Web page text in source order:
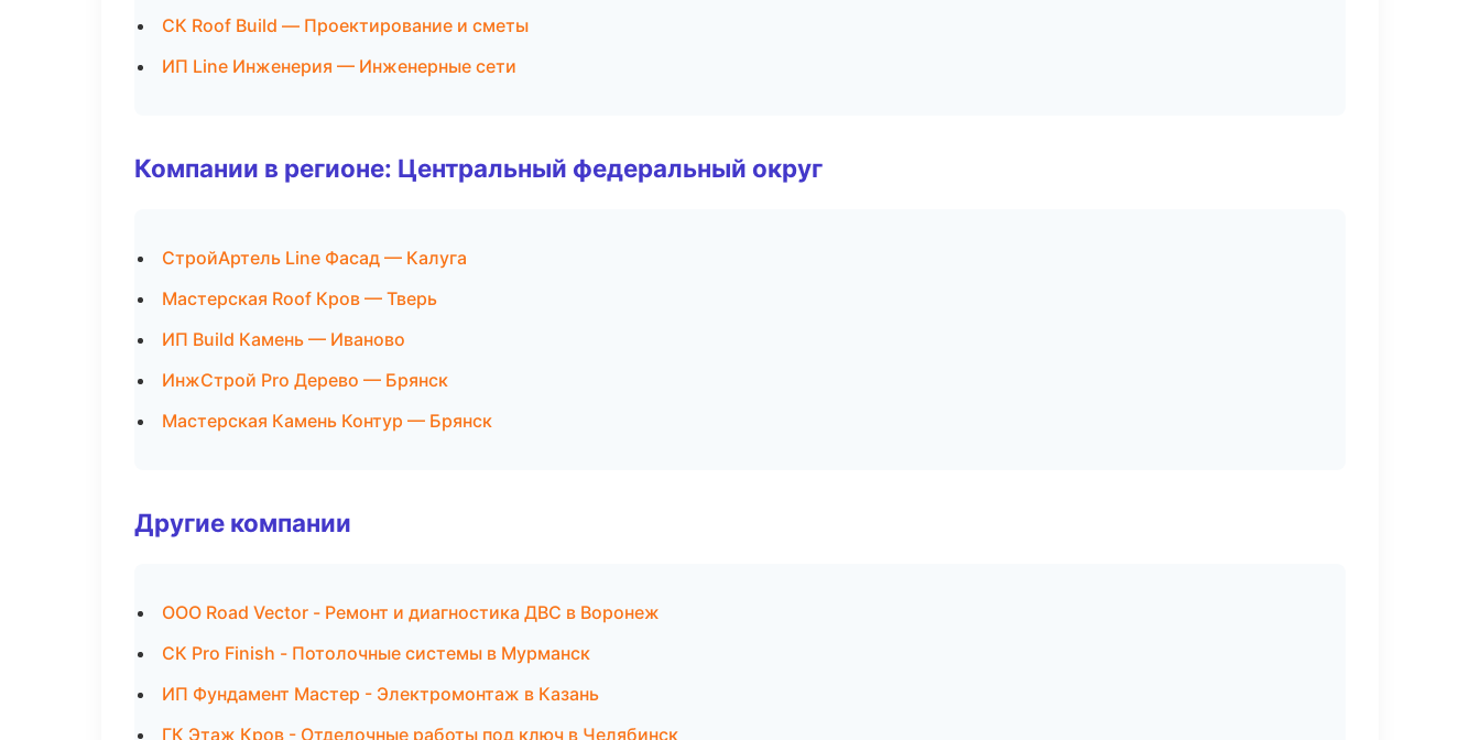
СК Roof Build — Проектирование и сметы
ИП Line Инженерия — Инженерные сети
Компании в регионе: Центральный федеральный округ
СтройАртель Line Фасад — Калуга
Мастерская Roof Кров — Тверь
ИП Build Камень — Иваново
ИнжСтрой Pro Дерево — Брянск
Мастерская Камень Контур — Брянск
Другие компании
ООО Road Vector - Ремонт и диагностика ДВС в Воронеж
СК Pro Finish - Потолочные системы в Мурманск
ИП Фундамент Мастер - Электромонтаж в Казань
ГК Этаж Кров - Отделочные работы под ключ в Челябинск